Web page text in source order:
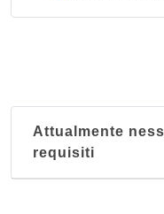
Attualmente
requisiti